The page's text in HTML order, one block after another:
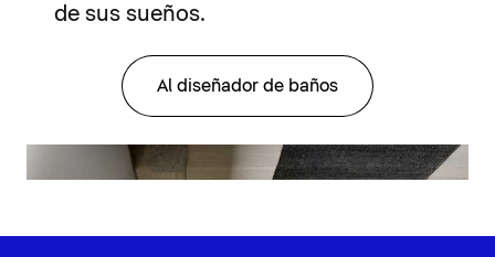
de sus sueños.
Al diseñador de baños